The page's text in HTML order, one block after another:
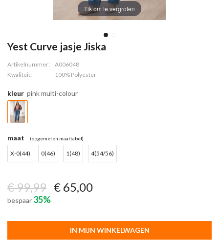
Tik om te vergroten
Yest Curve jasje Jiska
Artikelnummer:
A006048
Kwaliteit:
100% Polyester
kleur pink multi-colour
maat (opgemeten maattabel)
X-0(44) 0(46) 1(48) 4(54/56)
€ 99,99 € 65,00
bespaar 35%
IN MIJN WINKELWAGEN